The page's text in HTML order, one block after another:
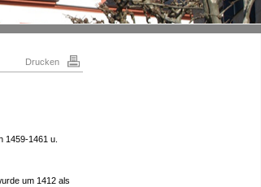
Drucken
1459-1461 u.
um 1412 als